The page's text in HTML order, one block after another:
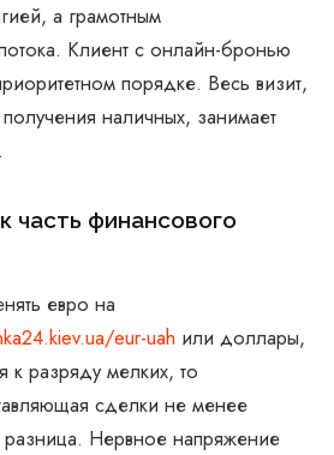
а грамотным
Клиент с онлайн-бронью
порядке. Весь визит,
наличных, занимает
часть финансового
евро на
eur-uah или доллары,
к разряду мелких, то
сделки не менее
разница. Нервное напряжение